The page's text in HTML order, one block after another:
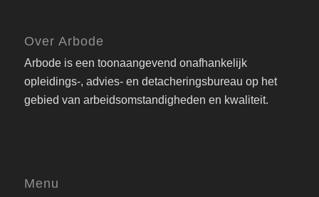
Over Arbode
Arbode is een toonaangevend onafhankelijk
opleidings-, advies- en detacheringsbureau op het
gebied van arbeidsomstandigheden en kwaliteit.
Menu